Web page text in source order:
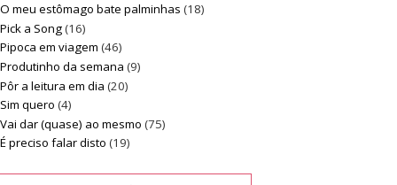
O meu estômago bate palminhas (18)
Pick a Song(16)
Pipoca em viagem (46)
Produtinho da semana (9)
Pôr a leitura em dia (20)
Sim quero (4)
Vai dar (quase) ao mesmo (75)
É preciso falar disto (19)